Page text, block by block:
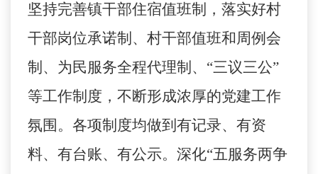
坚持完善镇干部住宿值班制，落实好村
干部岗位承诺制、村干部值班和周例会
制、为民服务全程代理制、“三议三公”
等工作制度，不断形成浓厚的党建工作
氛围。各项制度均做到有记录、有资
料、有台账、有公示。深化“五服务两争